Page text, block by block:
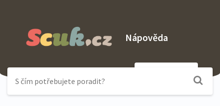
Nápověda